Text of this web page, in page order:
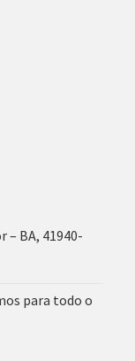
– BA, 41940-
para todo o